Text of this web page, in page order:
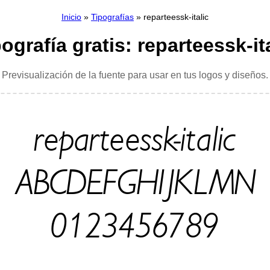
Inicio » Tipografías » reparteessk-italic
gratis: reparteessk-
Previsualización de la fuente para usar en tus logos y diseños.
reparteessk-italic
ABCDEFGHIJKLMN
0123456789